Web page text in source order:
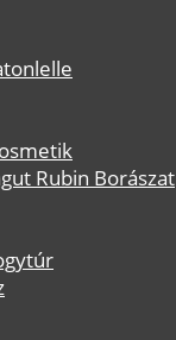
Rubin Borászat